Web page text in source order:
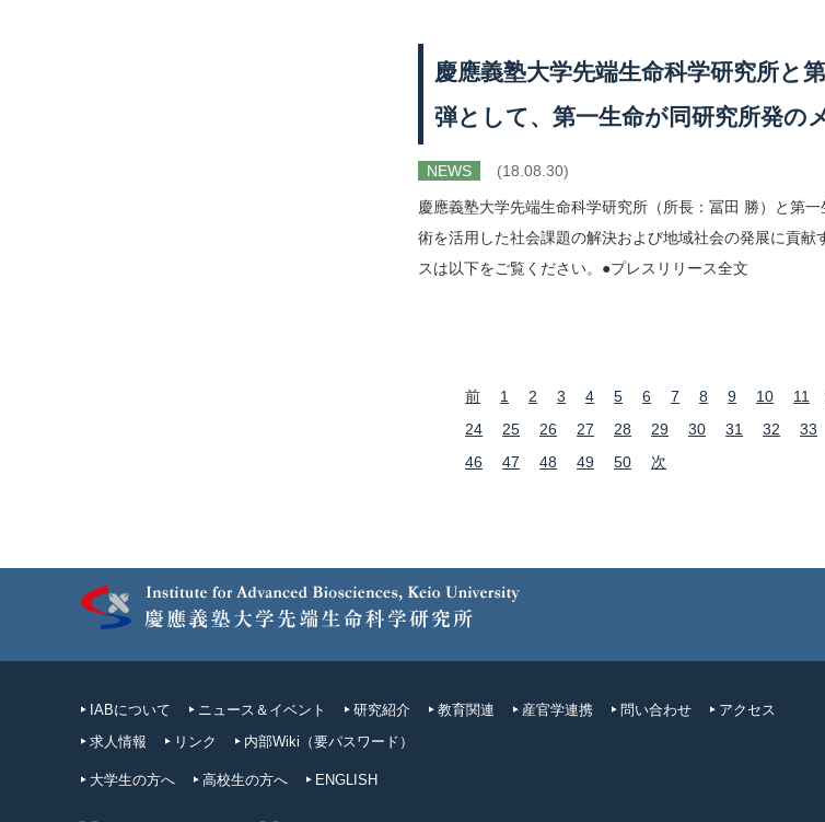
慶應義塾大学先端生命科学研究所と
弾として、第一生命が同研究所発の
NEWS (18.08.30)
慶應義塾大学先端生命科学研究所（所長：冨田 勝）と第
術を活用した社会課題の解決および地域社会の発展に貢
スは以下をご覧ください。●プレスリリース全文
前 1 2 3 4 5 6 7 8 9 10 11
24
25 26 27 28 29 30 31 32 33
46
47 48 49 50 次
IABについて ニュース＆イベント 研究紹介 教育関連 産官学連携 問い合わせ
アクセス
求人情報
リンク 内部Wiki（要パスワード）
大学生の方へ 高校生の方へ ENGLISH